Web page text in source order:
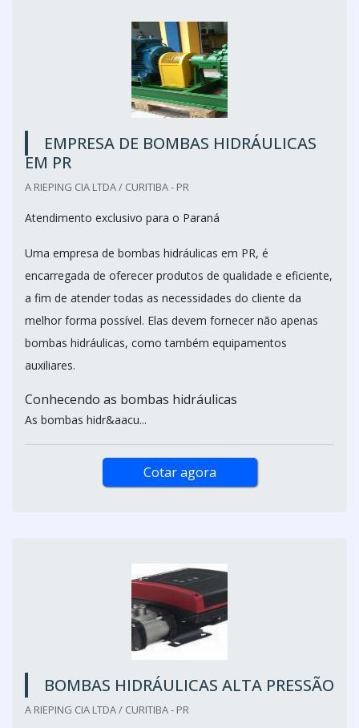
EMPRESA DE BOMBAS HIDRÁULICAS
EM PR
A RIEPING CIA LTDA / CURITIBA - PR
Atendimento exclusivo para o Paraná
Uma empresa de bombas hidráulicas em PR, é
encarregada de oferecer produtos de qualidade e eficiente,
a fim de atender todas as necessidades do cliente da
melhor forma possível. Elas devem fornecer não apenas
bombas hidráulicas, como também equipamentos
auxiliares.
Conhecendo as bombas hidráulicas
As bombas hidr&aacu...
Cotar agora
BOMBAS HIDRÁULICAS ALTA PRESSÃO
A RIEPING CIA LTDA / CURITIBA - PR